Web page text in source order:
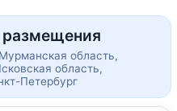
область,
область,
Петербург